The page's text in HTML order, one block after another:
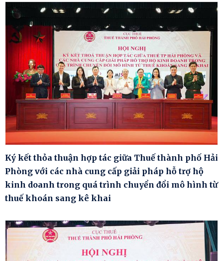
Ký kết thỏa thuận hợp tác giữa Thuế thành phố Hải
Phòng với các nhà cung cấp giải pháp hỗ trợ hộ
kinh doanh trong quá trình chuyển đổi mô hình từ
thuế khoán sang kê khai